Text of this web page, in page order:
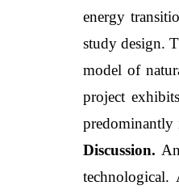
energy
study design.
model of
project
predominantly
Discussion.
technological.